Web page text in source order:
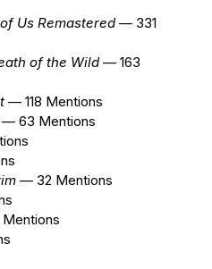
Us Remastered — 331
of the Wild — 163
— 118 Mentions
— 63 Mentions
— 32 Mentions